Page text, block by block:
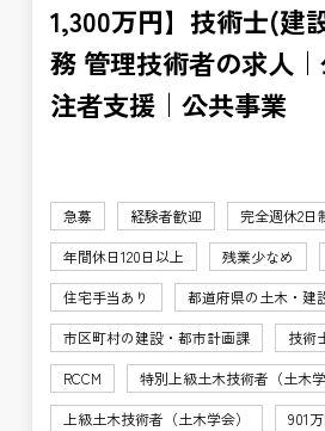
1,300万円】技術士(建
務 管理技術者の求人
注者支援｜公共事業
急募 経験者歓迎
完全週休2日
年間休日120日以上
残業少なめ
住宅手当あり
都道府県の土木・建
市区町村の建設・都市計画課
技術
RCCM
特別上級土木技術者（土木学
上級土木技術者（土木学会）
901